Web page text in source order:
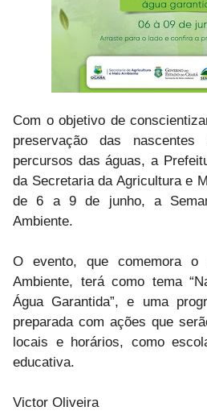
Com o objetivo de
preservação das
percursos das águas, a
da Secretaria da Agricultura e
de 6 a 9 de junho, a
Ambiente.
O evento, que comemora o
Ambiente, terá como tema
Água Garantida”, e uma
preparada com ações que
locais e horários, como
educativa.
Victor Oliveira